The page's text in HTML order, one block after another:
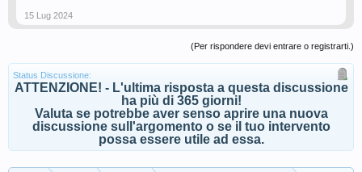
15 Lug 2024
(Per rispondere devi entrare o registrarti.)
Status Discussione:
ATTENZIONE! - L'ultima risposta a questa discussione
ha più di 365 giorni!
Valuta se potrebbe aver senso aprire una nuova
discussione sull'argomento o se il tuo intervento
possa essere utile ad essa.